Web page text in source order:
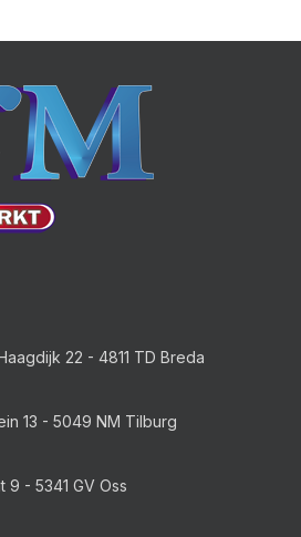
22 - 4811 TD Breda
13 - 5049 NM Tilburg
9 - 5341 GV Oss